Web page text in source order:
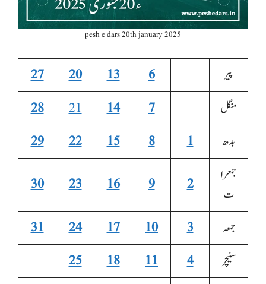
pesh e dars 20th january 2025
27 20 13 6
پیر
28
21 14 7
منگل
29
22 15 8 1 بدھ
30 23 16 9 2
جمعرا
ت
31
24 17 10 3
جمعہ
25
18 11 4
سنیچر